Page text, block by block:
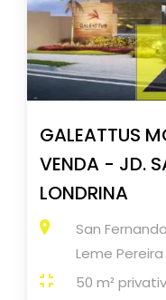
GALEATTUS
VENDA - JD.
LONDRINA
San
Leme Pereira
50 m²